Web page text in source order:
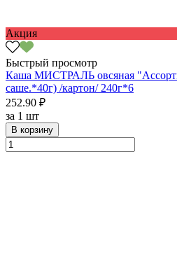
Акция
Быстрый просмотр
Каша МИСТРАЛЬ овсяная
саше.*40г) /картон/ 240г*6
252.90 ₽
за 1 шт
В корзину